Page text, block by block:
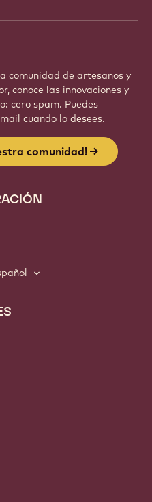
comunidad de artesanos y
conoce las innovaciones y
cero spam. Puedes
cuando lo desees.
comunidad!